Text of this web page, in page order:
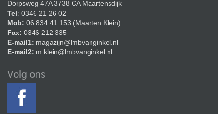
Dorpsweg 47A 3738 CA Maartensdijk
Tel: 0346 21 26 02
Mob: 06 834 41 153 (Maarten Klein)
Fax: 0346 212 335
E-mail1: magazijn@lmbvanginkel.nl
E-mail2: m.klein@lmbvanginkel.nl
Volg ons